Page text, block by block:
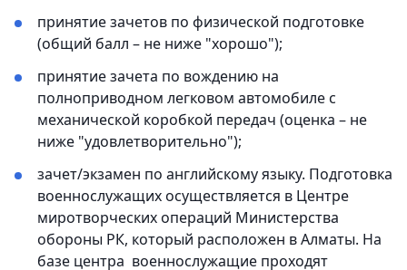
принятие зачетов по физической подготовке
(общий балл – не ниже "хорошо");
принятие зачета по вождению на
полноприводном легковом автомобиле с
механической коробкой передач (оценка – не
ниже "удовлетворительно");
зачет/экзамен по английскому языку. Подготовка
военнослужащих осуществляется в Центре
миротворческих операций Министерства
обороны РК, который расположен в Алматы. На
базе центра военнослужащие проходят